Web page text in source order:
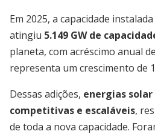
Em 2025, a capacidade
atingiu 5.149 GW de
planeta, com acréscimo anual
representa um crescimento de
Dessas adições, energias solar
competitivas e escaláveis,
de toda a nova capacidade.